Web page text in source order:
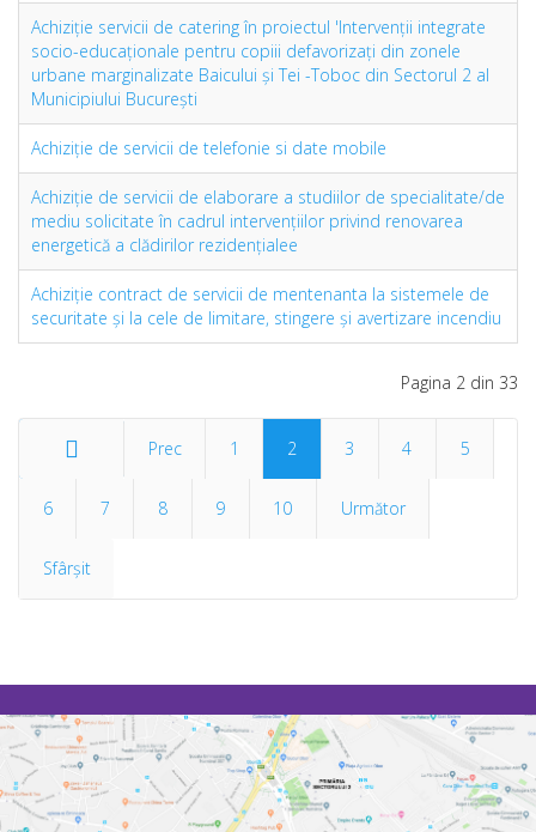
Achiziţie servicii de catering în proiectul 'Intervenții integrate
socio-educaționale pentru copiii defavorizați din zonele
urbane marginalizate Baicului și Tei -Toboc din Sectorul 2 al
Municipiului București
Achiziţie de servicii de telefonie si date mobile
Achiziţie de servicii de elaborare a studiilor de specialitate/de
mediu solicitate în cadrul intervenţiilor privind renovarea
energetică a clădirilor rezidenţialee
Achiziție contract de servicii de mentenanta la sistemele de
securitate și la cele de limitare, stingere și avertizare incendiu
Pagina 2 din 33
Prec 1 2 3 4 5
6 7 8 9 10 Următor
Sfârșit